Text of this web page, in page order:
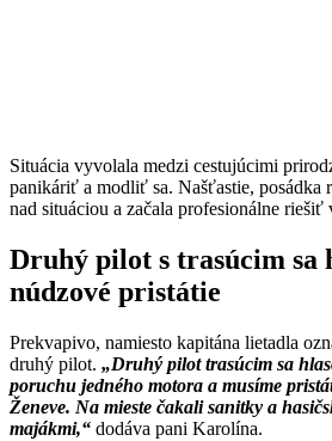
Situácia vyvolala medzi cestujúcimi
panikáriť a modliť sa. Našťastie, posádka
nad situáciou a začala profesionálne
Druhý pilot s trasúcim sa
núdzové pristátie
Prekvapivo, namiesto kapitána lietadla
druhý pilot. „Druhý pilot trasúcim sa
poruchu jedného motora a musíme
Ženeve. Na mieste čakali sanitky a
majákmi,“ dodáva pani Karolína.